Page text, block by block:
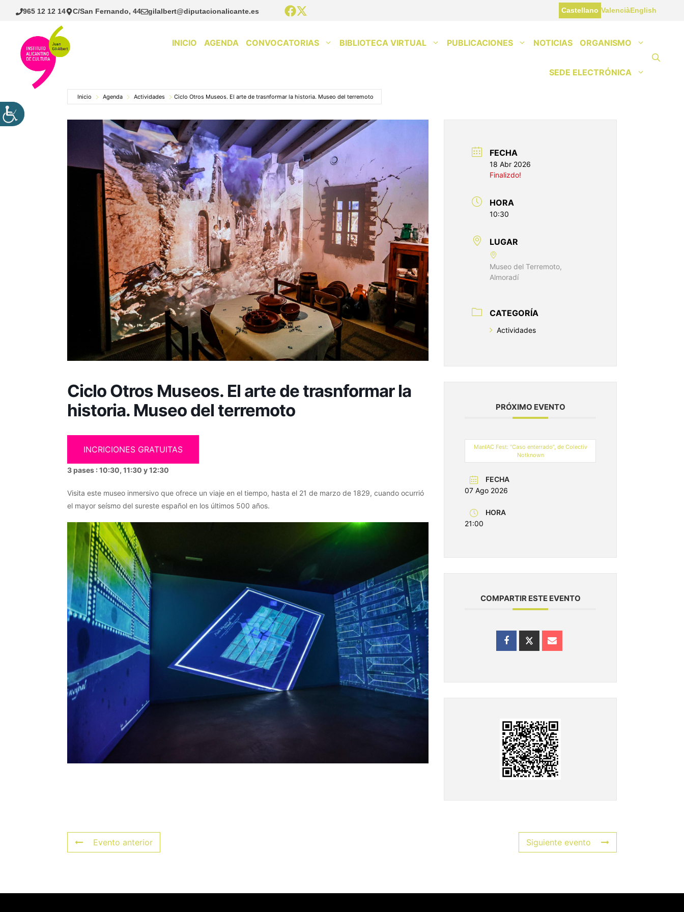
Saltar
965 12 12 14 C/San Fernando, 44 gilalbert@diputacionalicante.es Castellano ValenciàEnglish
INICIO AGENDA CONVOCATORIAS BIBLIOTECA VIRTUAL PUBLICACIONES NOTICIAS ORGANISMO
SEDE ELECTRÓNICA
Inicio Agenda Actividades Ciclo Otros Museos. El arte de trasnformar la historia. Museo del terremoto
Ciclo Otros Museos. El arte de trasnformar la
historia. Museo del terremoto
INCRICIONES GRATUITAS
3 pases : 10:30, 11:30 y 12:30
Visita este museo inmersivo que ofrece un viaje en el tiempo, hasta el 21 de marzo de 1829, cuando ocurrió
el mayor seísmo del sureste español en los últimos 500 años.
FECHA
18 Abr 2026
Finalizdo!
HORA
10:30
LUGAR
Museo del Terremoto,
Almoradí
CATEGORÍA
Actividades
PRÓXIMO EVENTO
ManIAC Fest: “Caso enterrado”, de Colectiv
Notknown
FECHA
07 Ago 2026
HORA
21:00
COMPARTIR ESTE EVENTO
Evento anterior Siguiente evento